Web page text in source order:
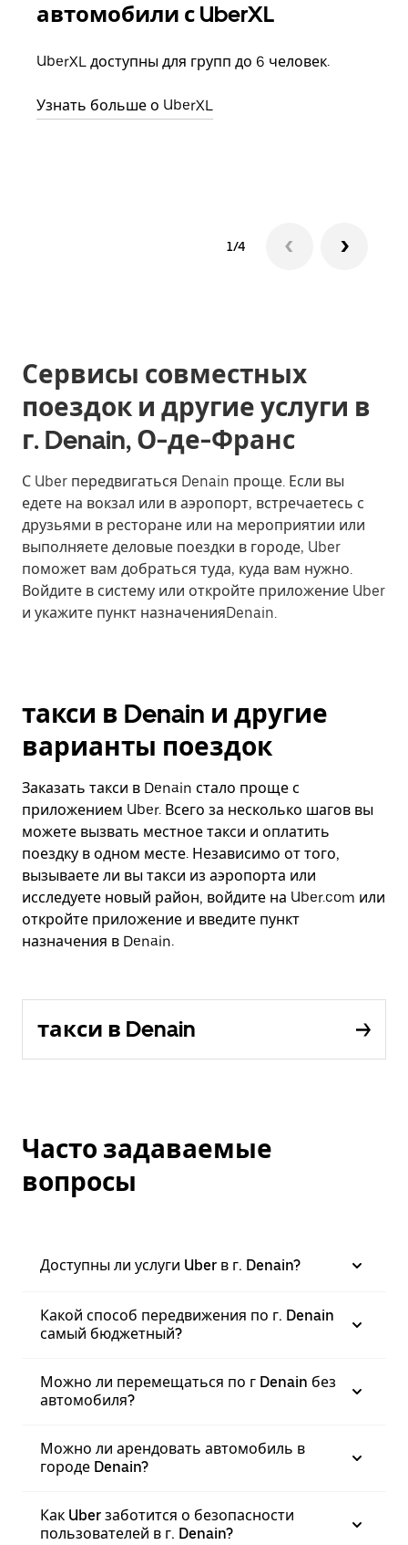
автомобили с UberXL
UberXL доступны для групп до 6 человек.
Узнать больше о UberXL
1/4
Сервисы совместных
поездок и другие услуги в
г. Denain, О-де-Франс
С Uber передвигаться Denain проще. Если вы
едете на вокзал или в аэропорт, встречаетесь с
друзьями в ресторане или на мероприятии или
выполняете деловые поездки в городе, Uber
поможет вам добраться туда, куда вам нужно.
Войдите в систему или откройте приложение Uber
и укажите пункт назначенияDenain.
такси в Denain и другие
варианты поездок
Заказать такси в Denain стало проще с
приложением Uber. Всего за несколько шагов вы
можете вызвать местное такси и оплатить
поездку в одном месте. Независимо от того,
вызываете ли вы такси из аэропорта или
исследуете новый район, войдите на Uber.com или
откройте приложение и введите пункт
назначения в Denain.
такси в Denain
Часто задаваемые
вопросы
Доступны ли услуги Uber в г. Denain?
Какой способ передвижения по г. Denain
самый бюджетный?
Можно ли перемещаться по г Denain без
автомобиля?
Можно ли арендовать автомобиль в
городе Denain?
Как Uber заботится о безопасности
пользователей в г. Denain?